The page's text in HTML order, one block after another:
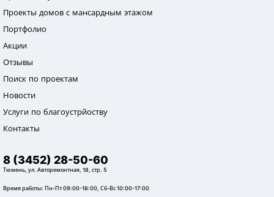
Проекты домов с мансардным этажом
Портфолио
Акции
Отзывы
Поиск по проектам
Новости
Услуги по благоустрйоству
Контакты
8 (3452) 28-50-60
Тюмень, ул. Авторемонтная, 18, стр. 5
Время работы: Пн-Пт 09:00-18:00, Сб-Вс 10:00-17:00